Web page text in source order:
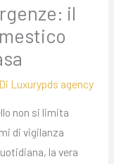
il
Luxurypds agency
non si limita
di vigilanza
la vera